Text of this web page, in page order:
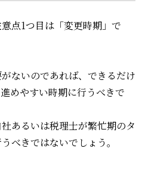
点1つ目は「変更時期」で
ないのであれば、できるだけ
めやすい時期に行うべきで
あるいは税理士が繁忙期のタ
べきではないでしょう。